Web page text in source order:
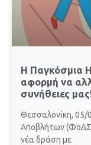
Η Παγκόσμια
αφορμή να
συνήθειες
Θεσσαλονίκη, 05/
Αποβλήτων
νέα δράση με